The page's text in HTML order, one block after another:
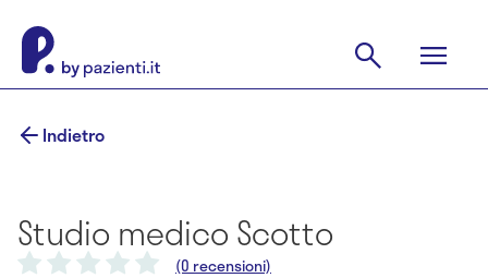
Indietro
Studio medico Scotto
(0 recensioni)